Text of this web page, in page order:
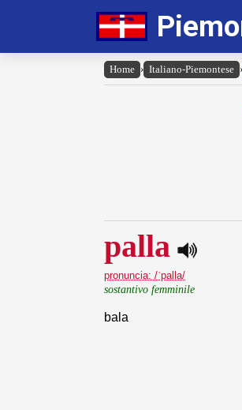
Home › Italiano-Piemontese ›
palla
pronuncia: /ˈpalla/
sostantivo femminile
bala